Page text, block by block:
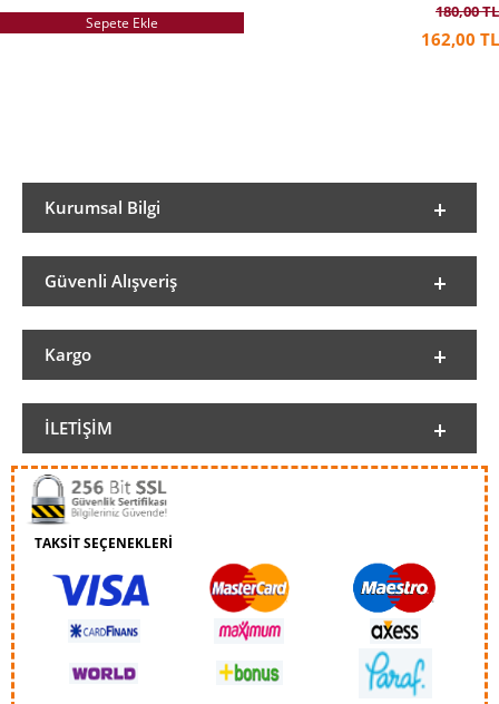
Sepete Ekle
180,00 TL
162,00 TL
Kurumsal Bilgi
Güvenli Alışveriş
Kargo
İLETIŞIM
TAKSİT SEÇENEKLERİ